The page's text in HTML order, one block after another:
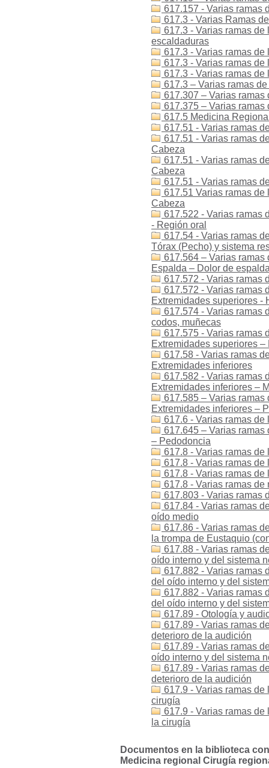
617.157 - Varias ramas
617.3 - Varias Ramas
617.3 - Varias ramas
escaldaduras
617.3 - Varias ramas
617.3 - Varias ramas
617.3 - Varias ramas
617.3 – Varias ramas
617.307 – Varias
617.375 – Varias
617.5 Medicina
617.51 - Varias ramas
617.51 - Varias ramas
Cabeza
617.51 - Varias ramas
Cabeza
617.51 - Varias ramas
617.51 Varias ramas
Cabeza
617.522 - Varias ramas
- Región oral
617.54 - Varias ramas
Tórax (Pecho) y sistema
617.564 – Varias
Espalda – Dolor de
617.572 - Varias ramas
617.572 - Varias ramas
Extremidades superiores -
617.574 - Varias ramas
codos, muñecas
617.575 - Varias ramas
Extremidades superiores –
617.58 - Varias ramas
Extremidades inferiores
617.582 - Varias ramas
Extremidades inferiores –
617.585 – Varias
Extremidades inferiores –
617.6 - Varias ramas
617.645 – Varias
– Pedodoncia
617.8 - Varias ramas
617.8 - Varias ramas
617.8 - Varias ramas
617.8 - Varias ramas
617.803 - Varias ramas
617.84 - Varias ramas
oído medio
617.86 - Varias ramas
la trompa de Eustaquio
617.88 - Varias ramas
oído interno y del sistema
617.882 - Varias ramas
del oído interno y del
617.882 - Varias ramas
del oído interno y del
617.89 - Otología y
617.89 - Varias ramas
deterioro de la audición
617.89 - Varias ramas
oído interno y del sistema
617.89 - Varias ramas
deterioro de la audición
617.9 - Varias ramas
cirugía
617.9 - Varias ramas
la cirugía
Documentos en la biblioteca
Medicina regional Cirugía